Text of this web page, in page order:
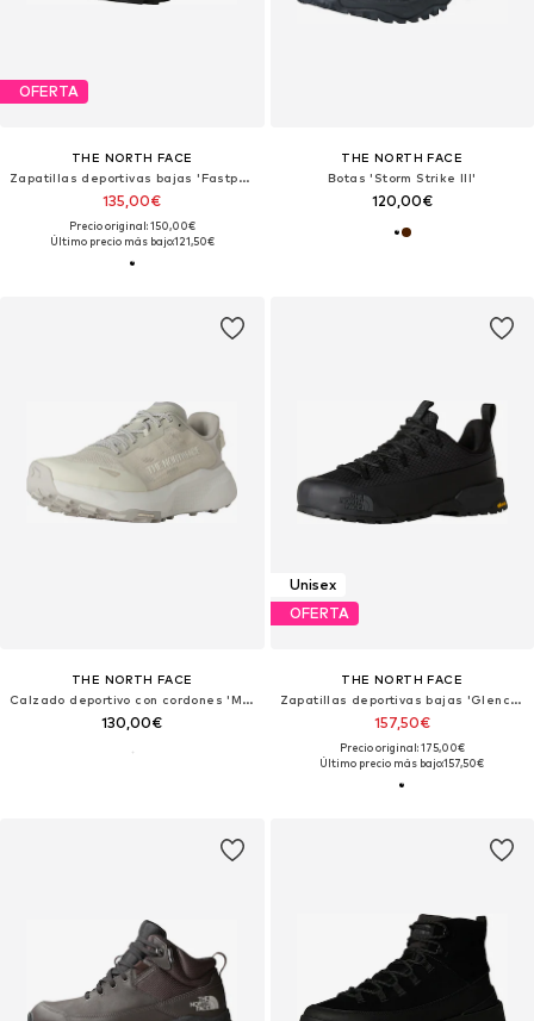
OFERTA
THE NORTH FACE
Zapatillas deportivas bajas 'Fastpack'
135,00€
Precio original: 150,00€
Último precio más bajo:121,50€
THE NORTH FACE
Botas 'Storm Strike III'
120,00€
THE NORTH FACE
Calzado deportivo con cordones 'M ALTAMESA 300 V2'
130,00€
Unisex
OFERTA
THE NORTH FACE
Zapatillas deportivas bajas 'Glenclyffe'
157,50€
Precio original: 175,00€
Último precio más bajo:157,50€